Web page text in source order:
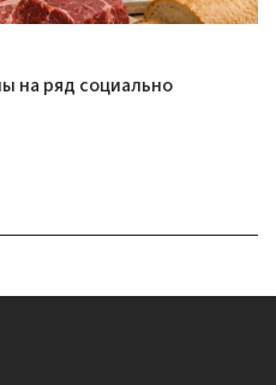
на ряд социально